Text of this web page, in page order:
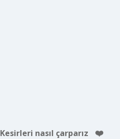
Kesirleri nasıl çarparız